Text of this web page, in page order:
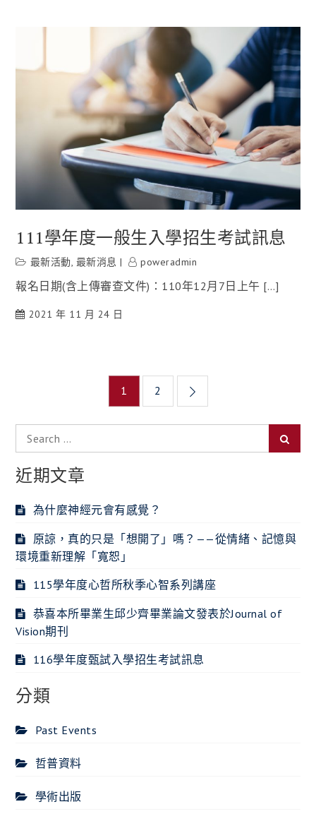
111學年度一般生入學招生考試訊息
最新活動, 最新消息 poweradmin
報名日期(含上傳審查文件)：110年12月7日上午 […]
2021 年 11 月 24 日
章
導
覽
1 2
Search
for:
近期文章
為什麼神經元會有感覺？
原諒，真的只是「想開了」嗎？——從情緒、記憶與
環境重新理解「寬恕」
115學年度心哲所秋季心智系列講座
恭喜本所畢業生邱少齊畢業論文發表於Journal of
Vision期刊
116學年度甄試入學招生考試訊息
分類
Past Events
哲普資料
學術出版